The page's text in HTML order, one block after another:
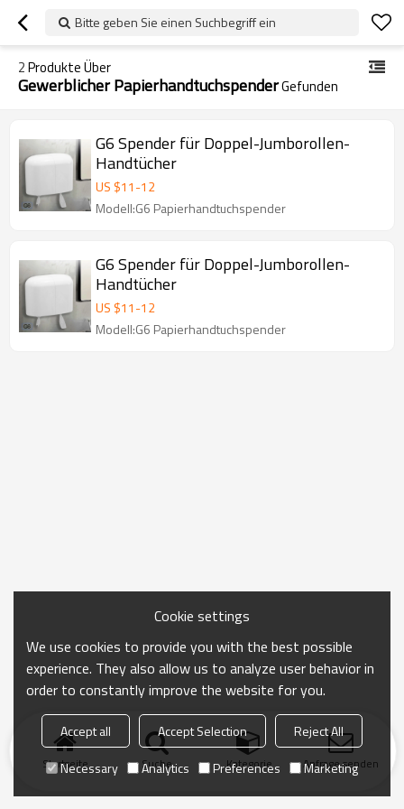
Bitte geben Sie einen Suchbegriff ein
2Produkte Über
Gewerblicher PapierhandtuchspenderGefunden
G6 Spender für Doppel-Jumborollen-
Handtücher
US $11-12
Modell:G6 Papierhandtuchspender
G6 Spender für Doppel-Jumborollen-
Handtücher
US $11-12
Modell:G6 Papierhandtuchspender
Startseite Suche Kategorie Anfrage senden
Cookie settings
We use cookies to provide you with the best possible
experience. They also allow us to analyze user behavior in
order to constantly improve the website for you.
Accept all Accept Selection
Reject All
Necessary
Analytics Preferences Marketing